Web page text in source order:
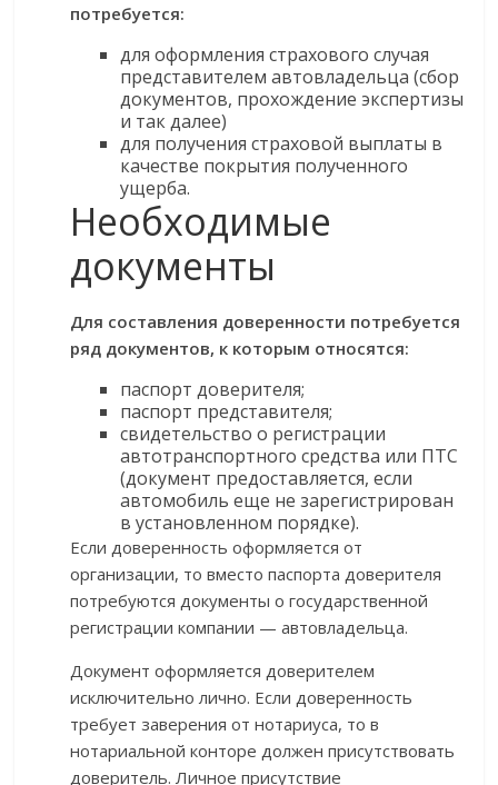
потребуется:
для оформления страхового случая
представителем автовладельца (сбор
документов, прохождение экспертизы
и так далее)
для получения страховой выплаты в
качестве покрытия полученного
ущерба.
Необходимые
документы
Для составления доверенности потребуется
ряд документов, к которым относятся:
паспорт доверителя;
паспорт представителя;
свидетельство о регистрации
автотранспортного средства или ПТС
(документ предоставляется, если
автомобиль еще не зарегистрирован
в установленном порядке).
Если доверенность оформляется от
организации, то вместо паспорта доверителя
потребуются документы о государственной
регистрации компании — автовладельца.
Документ оформляется доверителем
исключительно лично. Если доверенность
требует заверения от нотариуса, то в
нотариальной конторе должен присутствовать
доверитель. Личное присутствие